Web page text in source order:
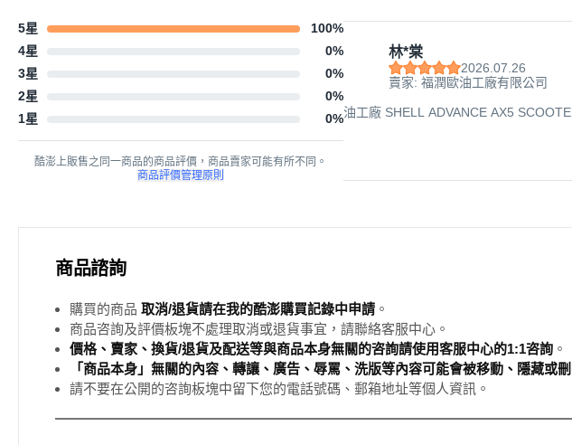
5星 100%
4星
0%
3星
0%
2星
0%
1星
0%
酷澎上販售之同一商品的商品評價，商品賣家可能有所不同。
商品評價管理原則
林*棠
2026.07.26
賣家: 福潤歐油工廠有限公司
油工廠 SHELL ADVANCE AX5
商品諮詢
購買的商品 取消/退貨請在我的酷澎購買記錄中申請 。
商品咨詢及評價板塊不處理取消或退貨事宜，請聯絡客服中心。
價格、賣家、換貨/退貨及配送等與商品本身無關的咨詢請使用客服中心的1:1咨詢 。
「商品本身」無關的內容、轉讓、廣告、辱罵、洗版等內容可能會被移動、隱藏或
請不要在公開的咨詢板塊中留下您的電話號碼、郵箱地址等個人資訊。